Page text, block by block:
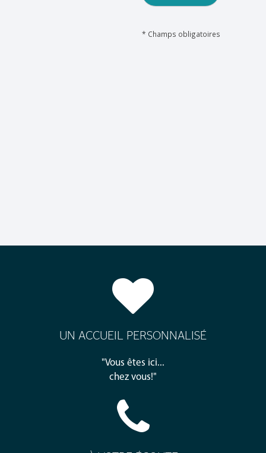
* Champs obligatoires
UN ACCUEIL PERSONNALISÉ
"Vous êtes ici...
chez vous!"